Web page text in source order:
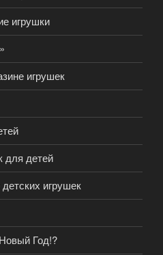
игрушки
игрушек
для детей
игрушек
Год!?